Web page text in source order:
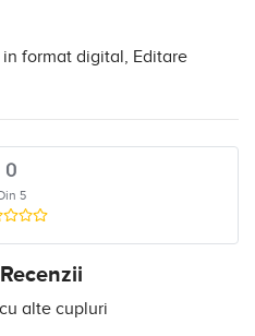
in format digital, Editare
0
5
alte cupluri